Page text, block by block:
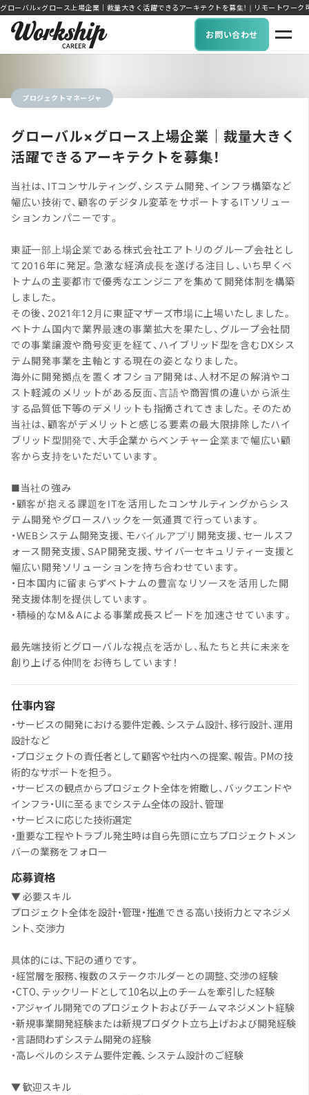
グローバル×グロース上場企業｜裁量大きく活躍できるアーキテクトを募集！｜リモートワー
お問い合わせ
プロジェクトマネージャ
グローバル×グロース上場企業｜裁量大きく
活躍できるアーキテクトを募集！
当社は、ITコンサルティング、システム開発、インフラ構築など
幅広い技術で、顧客のデジタル変革をサポートするITソリュー
ションカンパニーです。
東証一部上場企業である株式会社エアトリのグループ会社とし
て2016年に発足。急激な経済成長を遂げる注目し、いち早くベ
トナムの主要都市で優秀なエンジニアを集めて開発体制を構築
しました。
その後、2021年12月に東証マザーズ市場に上場いたしました。
ベトナム国内で業界最速の事業拡大を果たし、グループ会社間
での事業譲渡や商号変更を経て、ハイブリッド型を含むDXシス
テム開発事業を主軸とする現在の姿となりました。
海外に開発拠点を置くオフショア開発は、人材不足の解消やコ
スト軽減のメリットがある反面、言語や商習慣の違いから派生
する品質低下等のデメリットも指摘されてきました。そのため
当社は、顧客がデメリットと感じる要素の最大限排除したハイ
ブリッド型開発で、大手企業からベンチャー企業まで幅広い顧
客から支持をいただいています。
■当社の強み
・顧客が抱える課題をITを活用したコンサルティングからシス
テム開発やグロースハックを一気通貫で行っています。
・WEBシステム開発支援、モバイルアプリ開発支援、セールスフ
ォース開発支援、SAP開発支援、サイバーセキュリティー支援と
幅広い開発ソリューションを持ち合わせています。
・日本国内に留まらずベトナムの豊富なリソースを活用した開
発支援体制を提供しています。
・積極的なM＆Aによる事業成長スピードを加速させています。
最先端技術とグローバルな視点を活かし、私たちと共に未来を
創り上げる仲間をお待ちしています！
仕事内容
・サービスの開発における要件定義、システム設計、移行設計、運用
設計など
・プロジェクトの責任者として顧客や社内への提案、報告。PMの技
術的なサポートを担う。
・サービスの観点からプロジェクト全体を俯瞰し、バックエンドや
インフラ・UIに至るまでシステム全体の設計、管理
・サービスに応じた技術選定
・重要な工程やトラブル発生時は自ら先頭に立ちプロジェクトメン
バーの業務をフォロー
応募資格
▼ 必要スキル
プロジェクト全体を設計・管理・推進できる高い技術力とマネジメ
ント、交渉力
具体的には、下記の通りです。
・経営層を服務、複数のステークホルダーとの調整、交渉の経験
・CTO、テックリードとして10名以上のチームを牽引した経験
・アジャイル開発でのプロジェクトおよびチームマネジメント経験
・新規事業開発経験または新規プロダクト立ち上げおよび開発経験
・言語問わずシステム開発の経験
・高レベルのシステム要件定義、システム設計のご経験
▼ 歓迎スキル